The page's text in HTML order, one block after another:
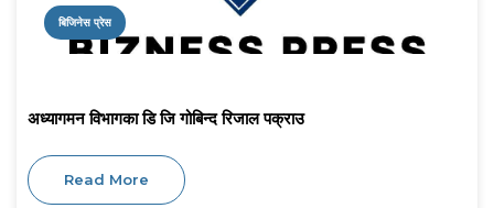
बिजिनेस प्रेस
अध्यागमन विभागका डि जि गोबिन्द रिजाल पक्राउ
Read More